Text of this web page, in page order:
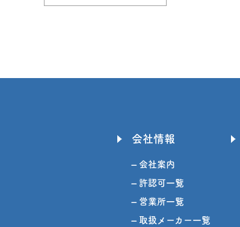
会社情報
– 会社案内
– 許認可一覧
– 営業所一覧
– 取扱メーカー一覧